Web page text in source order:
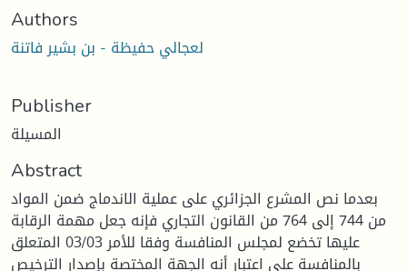
Authors
لعجالي حفيظة - بن بشير فاتنة
Publisher
المسيلة
Abstract
بعدما نص المشرع الجزائري على عملية الاندماج ضمن المواد
من 744 إلى 764 من القانون التجاري فإنه جعل مهمة الرقابة
عليها تخضع لمجلس المنافسة وفقا للأمر 03/03 المتعلق
بالمنافسة على اعتبار أنه الجهة المختصة بإصدار الترخيص